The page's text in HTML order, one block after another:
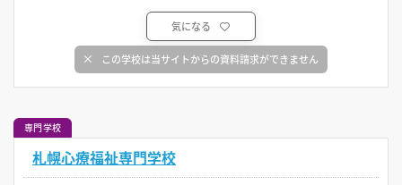
気になる
この学校は当サイトからの資料請求ができません
専門学校
札幌心療福祉専門学校